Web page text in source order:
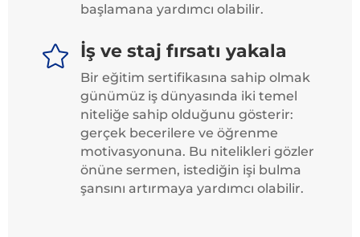
başlamana yardımcı olabilir.
 İş ve staj fırsatı yakala
Bir eğitim sertifikasına sahip olmak
günümüz iş dünyasında iki temel
niteliğe sahip olduğunu gösterir:
gerçek becerilere ve öğrenme
motivasyonuna. Bu nitelikleri gözler
önüne sermen, istediğin işi bulma
şansını artırmaya yardımcı olabilir.